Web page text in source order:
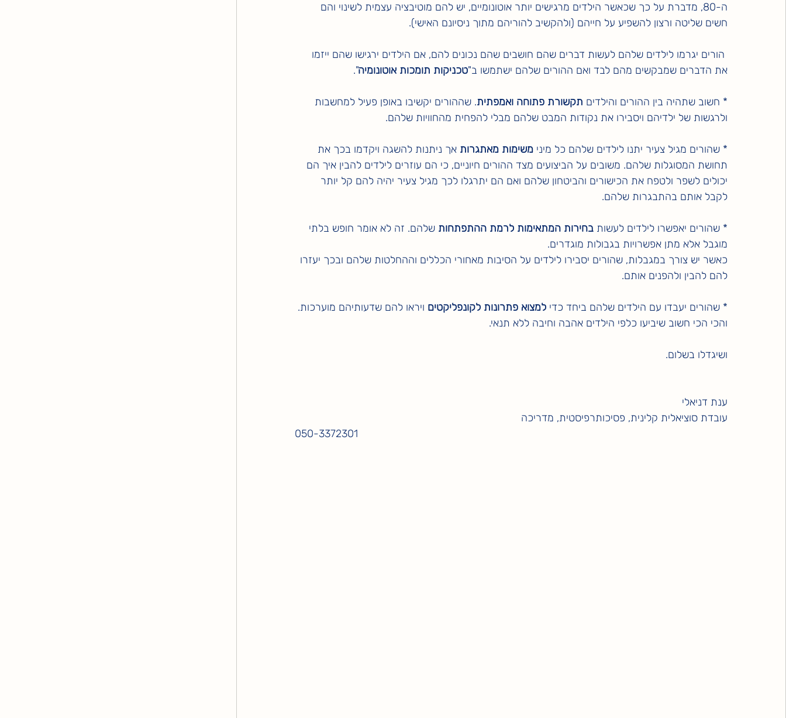
ה-80, מדברת על כך שכאשר הילדים מרגישים יותר אוטונומיים, יש להם מוטיבציה עצמית לשינוי והם
חשים שליטה ורצון להשפיע על חייהם (ולהקשיב להוריהם מתוך ניסיונם האישי).
הורים יגרמו לילדים שלהם לעשות דברים שהם חושבים שהם נכונים להם, אם הילדים ירגישו שהם ייזמו
את הדברים שמבקשים מהם לבד ואם ההורים שלהם ישתמשו ב"טכניקות תומכות אוטונומיה".
* חשוב שתהיה בין ההורים והילדים תקשורת פתוחה ואמפתית. שההורים יקשיבו באופן פעיל למחשבות
ולרגשות של ילדיהם ויסבירו את נקודות המבט שלהם מבלי להפחית מהחוויות שלהם.
* שהורים מגיל צעיר יתנו לילדים שלהם כל מיני משימות מאתגרות אך ניתנות להשגה ויקדמו בכך את
תחושת המסוגלות שלהם. משובים על הביצועים מצד ההורים חיוניים, כי הם עוזרים לילדים להבין איך הם
יכולים לשפר ולטפח את הכישורים והביטחון שלהם ואם הם יתרגלו לכך מגיל צעיר יהיה להם קל יותר
לקבל אותם בהתבגרות שלהם.
* שהורים יאפשרו לילדים לעשות בחירות המתאימות לרמת ההתפתחות שלהם. זה לא אומר חופש בלתי
מוגבל אלא מתן אפשרויות בגבולות מוגדרים.
כאשר יש צורך במגבלות, שהורים יסבירו לילדים על הסיבות מאחורי הכללים וההחלטות שלהם ובכך יעזרו
להם להבין ולהפנים אותם.
* שהורים יעבדו עם הילדים שלהם ביחד כדי למצוא פתרונות לקונפליקטים ויראו להם שדעותיהם מוערכות.
והכי הכי חשוב שיביעו כלפי הילדים אהבה וחיבה ללא תנאי.
ושיגדלו בשלום.
ענת דניאלי
עובדת סוציאלית קלינית, פסיכותרפיסטית, מדריכה
050-3372301